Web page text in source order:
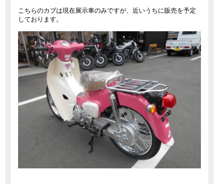
こちらのカブは現在展示車のみですが、近いうちに販売を予定
しております。